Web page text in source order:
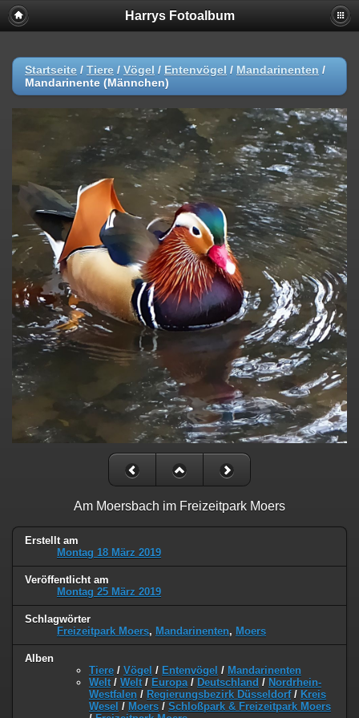
Harrys Fotoalbum
Startseite / Tiere / Vögel / Entenvögel / Mandarinenten /
Mandarinente (Männchen)
Am Moersbach im Freizeitpark Moers
Erstellt am
Montag 18 März 2019
Veröffentlicht am
Montag 25 März 2019
Schlagwörter
Freizeitpark Moers, Mandarinenten, Moers
Alben
Tiere / Vögel / Entenvögel / Mandarinenten
Welt / Welt / Europa / Deutschland / Nordrhein-
Westfalen / Regierungsbezirk Düsseldorf/ Kreis
Wesel / Moers / Schloßpark & Freizeitpark Moers